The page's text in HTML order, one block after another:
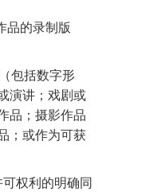
品的录制版
包括数字形
演讲；戏剧或
品；摄影作品
；或作为可获
权利的明确同